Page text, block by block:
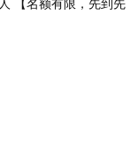
【名额有限，先到先